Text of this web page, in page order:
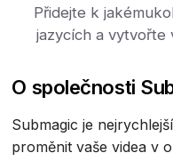
Přidejte k
jazycích a vytvořte
O společnosti
Submagic je
proměnit vaše videa v